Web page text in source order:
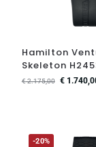
Hamilton
Skeleton
€2.175,00 €
-20%